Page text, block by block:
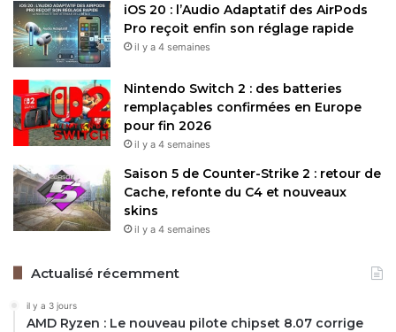
iOS 20 : l’Audio Adaptatif des AirPods
Pro reçoit enfin son réglage rapide
il y a 4 semaines
Nintendo Switch 2 : des batteries
remplaçables confirmées en Europe
pour fin 2026
il y a 4 semaines
Saison 5 de Counter-Strike 2 : retour de
Cache, refonte du C4 et nouveaux
skins
il y a 4 semaines
Actualisé récemment
il y a 3 jours
AMD Ryzen : Le nouveau pilote chipset 8.07 corrige